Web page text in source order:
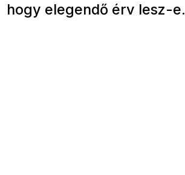
hogy elegendő érv lesz-e.